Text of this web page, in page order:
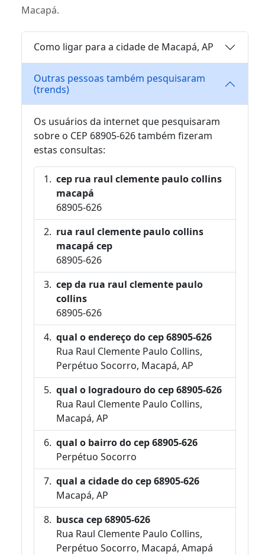
Macapá.
Como ligar para a cidade de Macapá, AP
Outras pessoas também pesquisaram
(trends)
Os usuários da internet que pesquisaram
sobre o CEP 68905-626 também fizeram
estas consultas:
cep rua raul clemente paulo collins
macapá
68905-626
rua raul clemente paulo collins
macapá cep
68905-626
cep da rua raul clemente paulo
collins
68905-626
qual o endereço do cep 68905-626
Rua Raul Clemente Paulo Collins,
Perpétuo Socorro, Macapá, AP
qual o logradouro do cep 68905-626
Rua Raul Clemente Paulo Collins,
Macapá, AP
qual o bairro do cep 68905-626
Perpétuo Socorro
qual a cidade do cep 68905-626
Macapá, AP
busca cep 68905-626
Rua Raul Clemente Paulo Collins,
Perpétuo Socorro, Macapá, Amapá